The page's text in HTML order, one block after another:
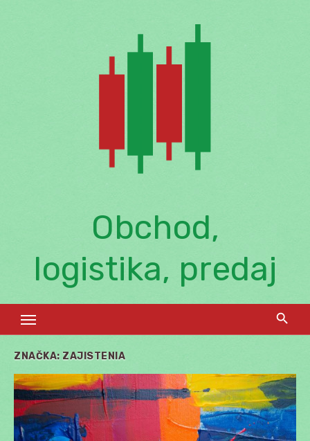
Obchod,
logistika, predaj
ZNAČKA: ZAJISTENIA